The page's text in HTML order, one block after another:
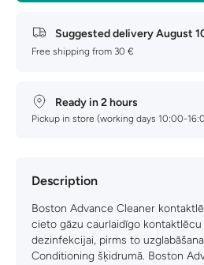
Suggested deliveryAugust
Free shipping from 30 €
Ready in 2 hours
Pickup in store (working days 10:00-
Description
Boston Advance Cleaner
cieto gāzu caurlaidīgo kontaktlēcu
dezinfekcijai, pirms to
Conditioning šķidrumā. Boston